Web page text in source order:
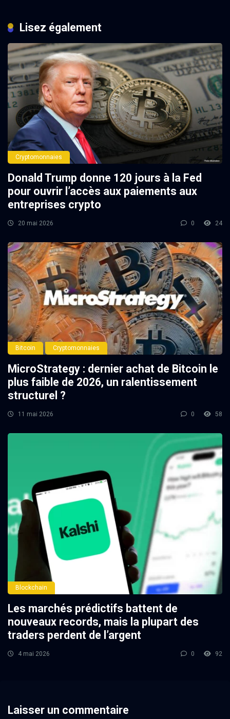
Lisez également
Cryptomonnaies
Donald Trump donne 120 jours à la Fed
pour ouvrir l’accès aux paiements aux
entreprises crypto
20 mai 2026 0 24
Bitcoin Cryptomonnaies
MicroStrategy : dernier achat de Bitcoin le
plus faible de 2026, un ralentissement
structurel ?
11 mai 2026 0 58
Blockchain
Les marchés prédictifs battent de
nouveaux records, mais la plupart des
traders perdent de l’argent
4 mai 2026 0 92
Laisser un commentaire